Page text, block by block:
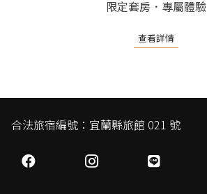
限定套房．專屬體驗
查看詳情
合法旅宿編號：宜蘭縣旅館 021 號